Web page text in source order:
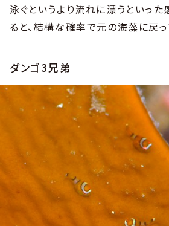
泳ぐというより流れに漂うといった
ると、結構な確率で元の海藻に戻っ
ダンゴ3兄弟